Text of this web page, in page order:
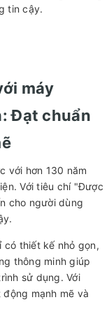
tin cậy.
máy
Đạt chuẩn
với hơn 130 năm
Với tiêu chí "Được
cho người dùng
có thiết kế nhỏ gọn,
thông minh giúp
sử dụng. Với
mạnh mẽ và